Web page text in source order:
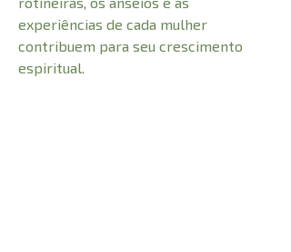
experiências de cada mulher
contribuem para seu crescimento
espiritual.